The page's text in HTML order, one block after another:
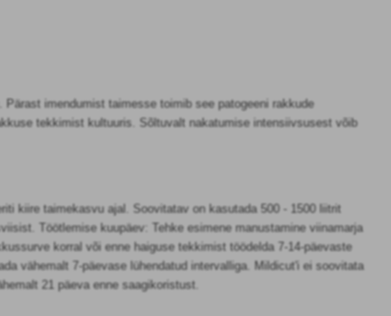
imendumist taimesse toimib see patogeeni rakkude
tekkimist kultuuris. Sõltuvalt nakatumise intensiivsusest võib
kiire taimekasvu ajal. Soovitatav on kasutada 500 - 1500 liitrit
Töötlemise kuupäev: Tehke esimene manustamine viinamarja
korral või enne haiguse tekkimist töödelda 7-14-päevaste
vähemalt 7-päevase lühendatud intervalliga. Mildicut'i ei soovitata
21 päeva enne saagikoristust.